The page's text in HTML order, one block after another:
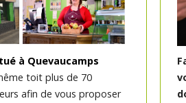
BEAUTÉ HUILES
à Quevaucamps
toit plus de 70
afin de vous proposer